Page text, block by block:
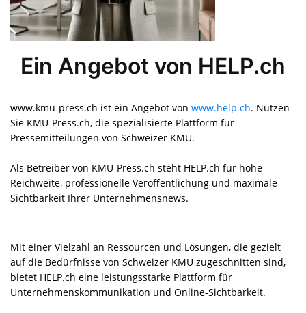
Ein Angebot von HELP.ch
www.kmu-press.ch ist ein Angebot von www.help.ch. Nutzen
Sie KMU-Press.ch, die spezialisierte Plattform für
Pressemitteilungen von Schweizer KMU.
Als Betreiber von KMU-Press.ch steht HELP.ch für hohe
Reichweite, professionelle Veröffentlichung und maximale
Sichtbarkeit Ihrer Unternehmensnews.
Mit einer Vielzahl an Ressourcen und Lösungen, die gezielt
auf die Bedürfnisse von Schweizer KMU zugeschnitten sind,
bietet HELP.ch eine leistungsstarke Plattform für
Unternehmens­kommunikation und Online-Sichtbarkeit.